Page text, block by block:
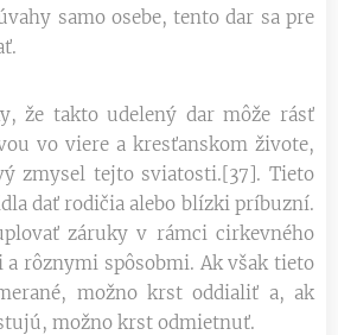
samo osebe, tento dar sa pre
že takto udelený dar môže rásť
vo viere a kresťanskom živote,
zmysel tejto sviatosti.[37]. Tieto
dať rodičia alebo blízki príbuzní.
záruky v rámci cirkevného
a rôznymi spôsobmi. Ak však tieto
možno krst oddialiť a, ak
možno krst odmietnuť.